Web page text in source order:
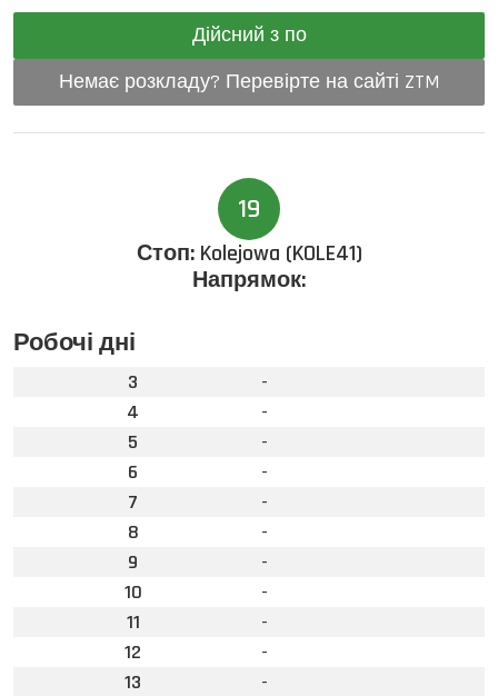
Дійсний з по
Немає розкладу? Перевірте на сайті ZTM
19
Стоп:Kolejowa (KOLE41)
Напрямок:
Робочі дні
3
-
4
-
5
-
6
-
7
-
8
-
9
-
10
-
11
-
12
-
13
-